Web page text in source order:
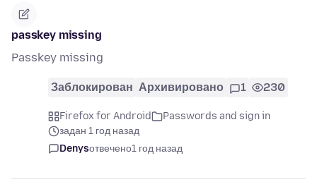
passkey missing
Passkey missing
Заблокирован Архивировано 1 230
Firefox for Android
Passwords and sign in
задан 1 год назад
Denysотвечено1 год назад